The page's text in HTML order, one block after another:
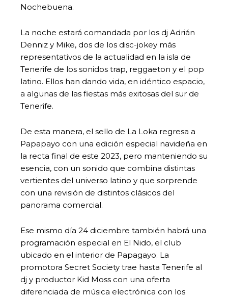
Nochebuena.
La noche estará comandada por los dj Adrián
Denniz y Mike, dos de los disc-jokey más
representativos de la actualidad en la isla de
Tenerife de los sonidos trap, reggaeton y el pop
latino. Ellos han dando vida, en idéntico espacio,
a algunas de las fiestas más exitosas del sur de
Tenerife.
De esta manera, el sello de La Loka regresa a
Papapayo con una edición especial navideña en
la recta final de este 2023, pero manteniendo su
esencia, con un sonido que combina distintas
vertientes del universo latino y que sorprende
con una revisión de distintos clásicos del
panorama comercial.
Ese mismo día 24 diciembre también habrá una
programación especial en El Nido, el club
ubicado en el interior de Papagayo. La
promotora Secret Society trae hasta Tenerife al
dj y productor Kid Moss con una oferta
diferenciada de música electrónica con los